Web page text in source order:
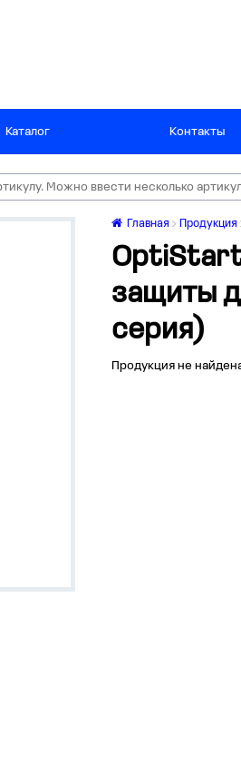
Каталог Контакты
Главная Продукция
OptiStart
защиты
серия)
Продукция не